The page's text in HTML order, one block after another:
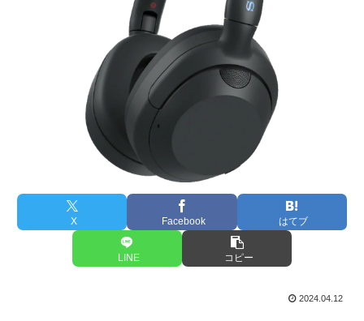
X Facebook はてブ
LINE コピー
2024.04.12